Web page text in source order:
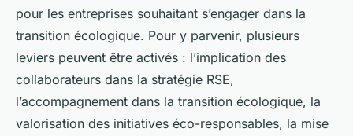
pour les entreprises souhaitant s’engager dans la
transition écologique. Pour y parvenir, plusieurs
leviers peuvent être activés : l’implication des
collaborateurs dans la stratégie RSE,
l’accompagnement dans la transition écologique, la
valorisation des initiatives éco-responsables, la mise